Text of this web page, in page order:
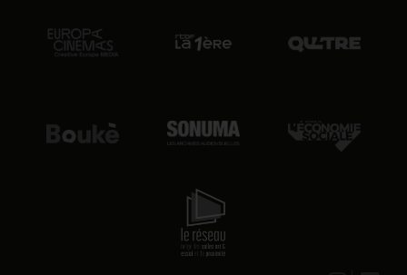
mar. 11 août 2026
mar. 11 août 2026
mar. 11 août 2026
18:15
20:15
mer. 12 août 2026
mer. 12 août 2026
mer. 12 août 2026